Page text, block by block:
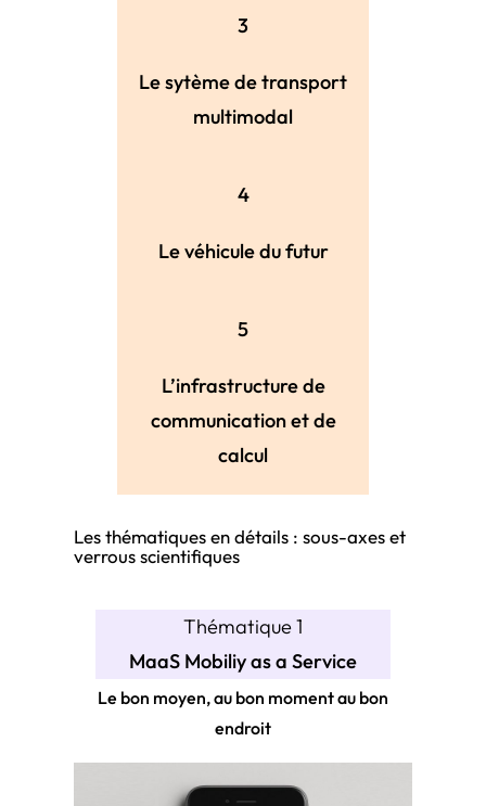
3
Le sytème de transport
multimodal
4
Le véhicule du futur
5
L’infrastructure de
communication et de
calcul
Les thématiques en détails : sous-axes et
verrous scientifiques
Thématique 1
MaaS Mobiliy as a Service
Le bon moyen, au bon moment au bon
endroit